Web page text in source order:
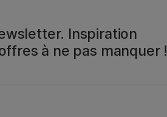
Inspiration
à ne pas manquer !